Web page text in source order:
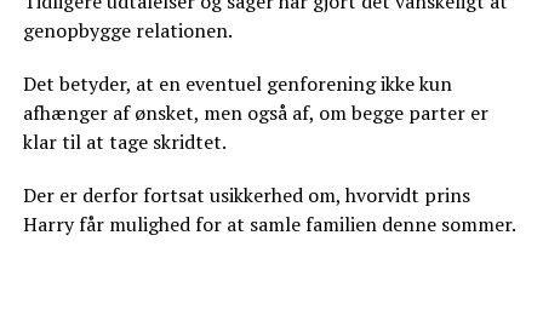
genopbygge relationen.
Det betyder, at en eventuel genforening ikke kun
afhænger af ønsket, men også af, om begge parter er
klar til at tage skridtet.
Der er derfor fortsat usikkerhed om, hvorvidt prins
Harry får mulighed for at samle familien denne sommer.